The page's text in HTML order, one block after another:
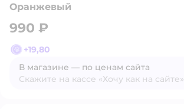
Оранжевый
990 ₽
+19,80
В магазине — по ценам сайта
Скажите на кассе «Хочу как на сайте»